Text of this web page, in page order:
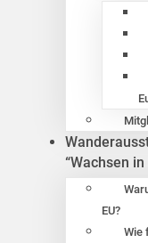
“Wachsen in
EU?
Wie